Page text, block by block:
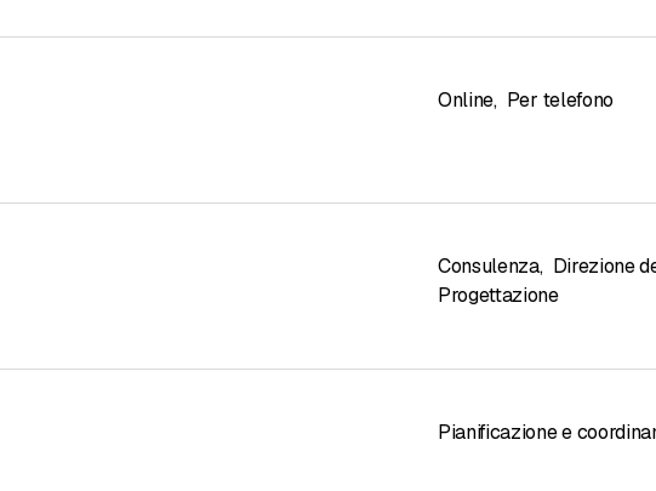
Online, Per telefono
Consulenza, Direzione
Progettazione
Pianificazione e